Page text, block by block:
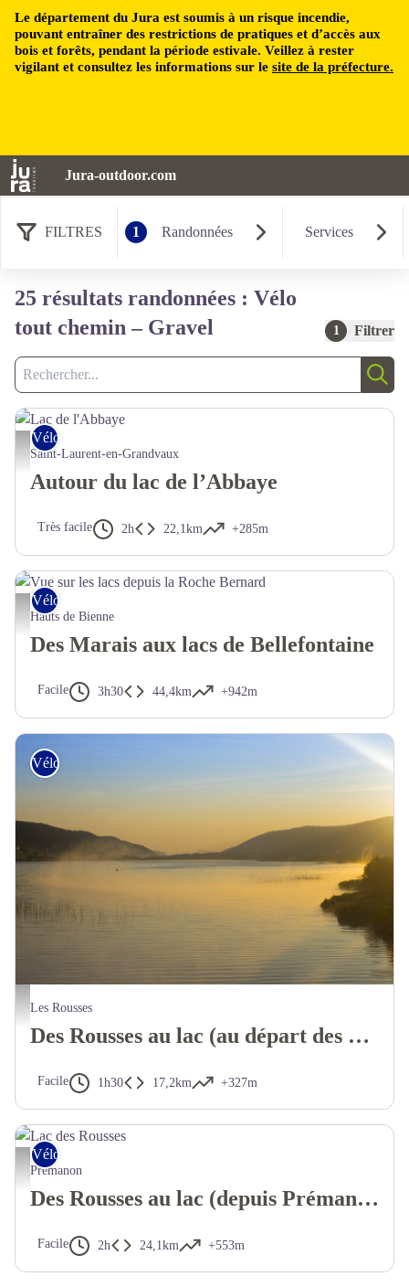
Le département du Jura est soumis à un risque incendie,
pouvant entraîner des restrictions de pratiques et d’accès aux
bois et forêts, pendant la période estivale. Veillez à rester
vigilant et consultez les informations sur le site de la préfecture.
Jura-outdoor.com
FILTRES 1 Randonnées Services
25 résultats randonnées : Vélo
tout chemin – Gravel
1 Filtrer
Recherche
Vélo tout chemin – Gravel
Saint-Laurent-en-Grandvaux
Autour du lac de l’Abbaye
Très facile 2h 22,1km +285m
Vélo tout chemin – Gravel
Hauts de Bienne
Des Marais aux lacs de Bellefontaine
Facile 3h30 44,4km +942m
Vélo tout chemin – Gravel
Les Rousses
Des Rousses au lac (au départ des Rousses)
Facile 1h30 17,2km +327m
Vélo tout chemin – Gravel
Prémanon
Des Rousses au lac (depuis Prémanon)
Facile 2h 24,1km +553m